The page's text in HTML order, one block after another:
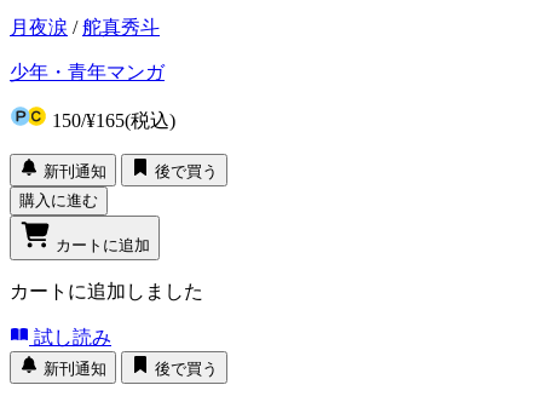
月夜涙 /舵真秀斗
少年・青年マンガ
150/¥165(税込)
新刊通知
後で買う
購入に進む
カートに追加
カートに追加しました
試し読み
新刊通知 後で買う